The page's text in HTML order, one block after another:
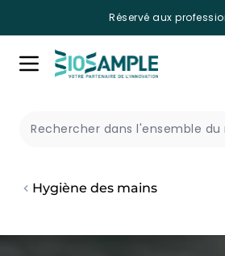
Réservé aux
Hygiène des mains